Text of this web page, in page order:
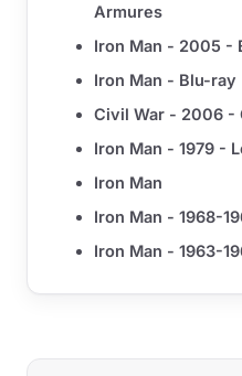
Armures
Iron Man - 2005 -
Iron Man - Blu-ray
Civil War - 2006 -
Iron Man - 1979 -
Iron Man
Iron Man - 1968-
Iron Man - 1963-